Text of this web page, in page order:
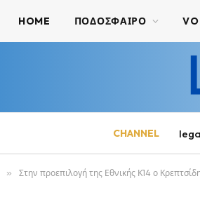
HOME ΠΟΔΟΣΦΑΙΡΟ
CHANNEL
» Στην προεπιλογή της Εθνικής Κ14 ο